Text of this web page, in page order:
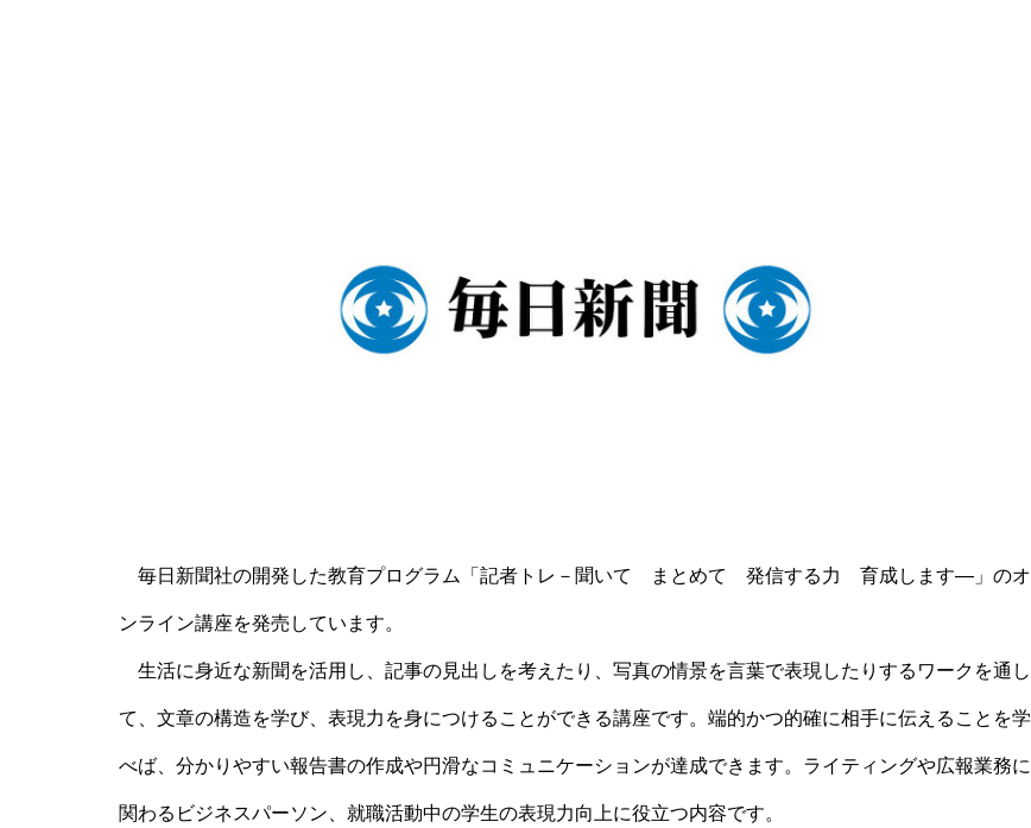
毎日新聞社の開発した教育プログラム「記者トレ－聞いて まとめて 発信する力 育成します―」のオ
ンライン講座を発売しています。
生活に身近な新聞を活用し、記事の見出しを考えたり、写真の情景を言葉で表現したりするワークを通し
て、文章の構造を学び、表現力を身につけることができる講座です。端的かつ的確に相手に伝えることを学
べば、分かりやすい報告書の作成や円滑なコミュニケーションが達成できます。ライティングや広報業務に
関わるビジネスパーソン、就職活動中の学生の表現力向上に役立つ内容です。